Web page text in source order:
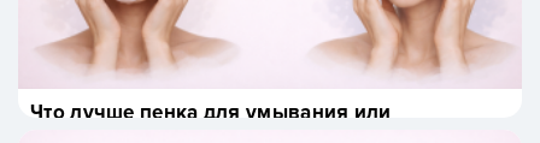
Что лучше пенка для умывания или